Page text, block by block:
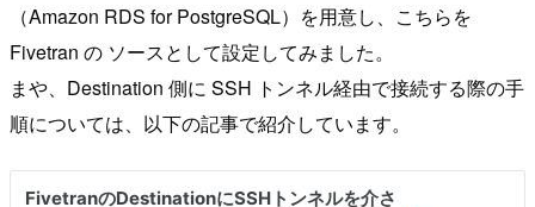
（Amazon RDS for PostgreSQL）を用意し、こちらを
Fivetran の ソースとして設定してみました。
まや、Destination 側に SSH トンネル経由で接続する際の手
順については、以下の記事で紹介しています。